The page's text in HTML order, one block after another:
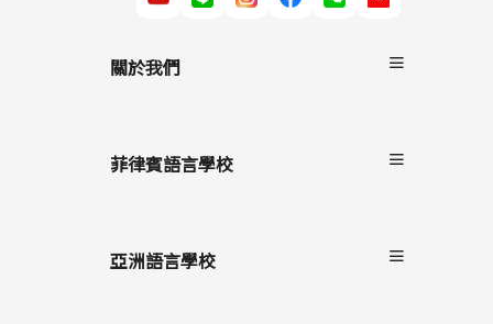
關於我們
服務流程
雙國遊學
菲律賓語言學校
碧瑤
克拉克
亞洲語言學校